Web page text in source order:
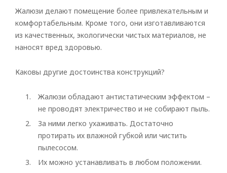
Жалюзи делают помещение более привлекательным и
комфортабельным. Кроме того, они изготавливаются
из качественных, экологически чистых материалов, не
наносят вред здоровью.
Каковы другие достоинства конструкций?
Жалюзи обладают антистатическим эффектом –
не проводят электричество и не собирают пыль.
За ними легко ухаживать. Достаточно
протирать их влажной губкой или чистить
пылесосом.
Их можно устанавливать в любом положении.